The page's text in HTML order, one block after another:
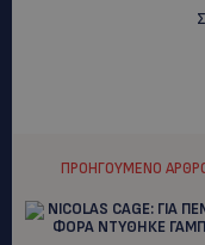
ΠΡΟΗΓΟΎΜΕΝΟ